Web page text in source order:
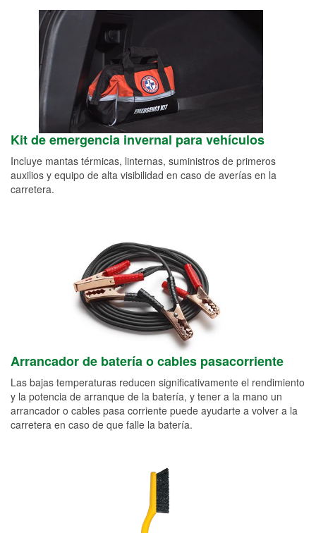
Kit de emergencia invernal para vehículos
Incluye mantas térmicas, linternas, suministros de primeros
auxilios y equipo de alta visibilidad en caso de averías en la
carretera.
Arrancador de batería o cables pasacorriente
Las bajas temperaturas reducen significativamente el rendimiento
y la potencia de arranque de la batería, y tener a la mano un
arrancador o cables pasa corriente puede ayudarte a volver a la
carretera en caso de que falle la batería.